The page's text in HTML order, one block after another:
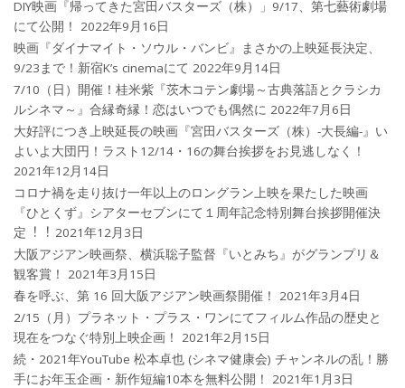
DIY映画『帰ってきた宮田バスターズ（株）」9/17、第七藝術劇場
にて公開！
2022年9月16日
映画『ダイナマイト・ソウル・バンビ』まさかの上映延長決定、
9/23まで！新宿K’s cinemaにて 2022年9月14日
7/10（日）開催！桂米紫『茨木コテン劇場～古典落語とクラシカ
ルシネマ～』合縁奇縁！恋はいつでも偶然に 2022年7月6日
大好評につき上映延長の映画『宮田バスターズ（株）-大長編-』い
よいよ大団円！ラスト12/14・16の舞台挨拶をお見逃しなく！
2021年12月14日
コロナ禍を⾛り抜け⼀年以上のロングラン上映を果たした映画
『ひとくず』シアターセブンにて１周年記念特別舞台挨拶開催決
定︕︕ 2021年12月3日
大阪アジアン映画祭、横浜聡子監督『いとみち』がグランプリ＆
観客賞！
2021年3月15日
春を呼ぶ、第 16 回大阪アジアン映画祭開催！
2021年3月4日
2/15（月）プラネット・プラス・ワンにてフィルム作品の歴史と
現在をつなぐ特別上映企画！
2021年2月15日
続・2021年YouTube 松本卓也 (シネマ健康会) チャンネルの乱！勝
手にお年玉企画・新作短編10本を無料公開！
2021年1月3日